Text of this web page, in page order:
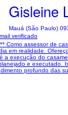
Gisleine
Mauá (São Paulo)
verificado
Como assessor de
em realidade.
a execução do
e executado.
profundo das